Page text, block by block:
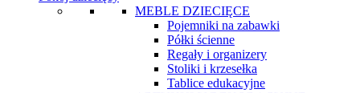
MEBLE DZIECIĘCE
Pojemniki na zabawki
Półki ścienne
Regały i organizery
Stoliki i krzesełka
Tablice edukacyjne